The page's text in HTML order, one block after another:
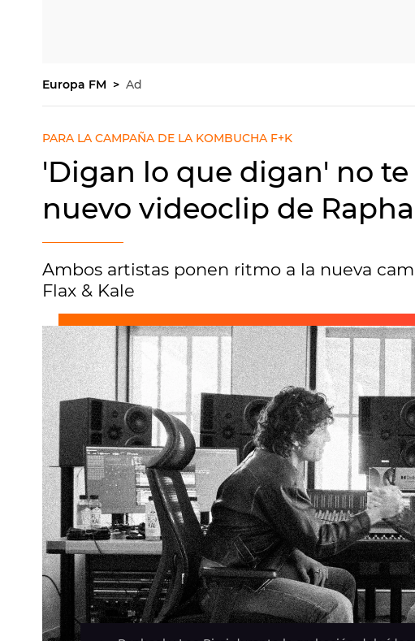
Europa FM Ad
PARA LA CAMPAÑA DE LA KOMBUCHA F+K
'Digan lo que digan' no
nuevo videoclip de
Ambos artistas ponen ritmo a la nueva
Flax & Kale